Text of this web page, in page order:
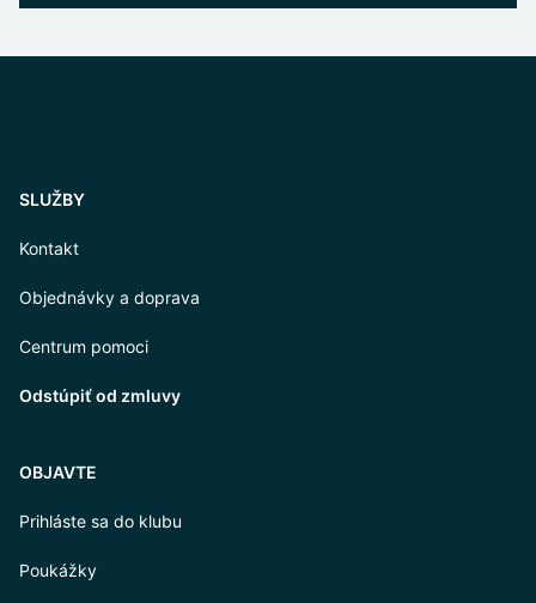
SLUŽBY
Kontakt
Objednávky a doprava
Centrum pomoci
Odstúpiť od zmluvy
OBJAVTE
Prihláste sa do klubu
Poukážky